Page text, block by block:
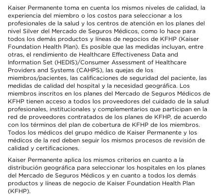
Kaiser Permanente toma en cuenta los mismos niveles de calidad, la
experiencia del miembro o los costos para seleccionar a los
profesionales de la salud y los centros de atención en los planes del
nivel Silver del Mercado de Seguros Médicos, como lo hace para
todos los demás productos y líneas de negocios de KFHP (Kaiser
Foundation Health Plan). Es posible que las medidas incluyan, entre
otras, el rendimiento de Healthcare Effectiveness Data and
Information Set (HEDIS)/Consumer Assessment of Healthcare
Providers and Systems (CAHPS), las quejas de los
miembros/pacientes, las calificaciones de seguridad del paciente, las
medidas de calidad del hospital y la necesidad geográfica. Los
miembros inscritos en los planes del Mercado de Seguros Médicos de
KFHP tienen acceso a todos los proveedores del cuidado de la salud
profesionales, institucionales y complementarios que participan en la
red de proveedores contratados de los planes de KFHP, de acuerdo
con los términos del plan de cobertura de KFHP de los miembros.
Todos los médicos del grupo médico de Kaiser Permanente y los
médicos de la red deben seguir los mismos procesos de revisión de
calidad y certificaciones.
Kaiser Permanente aplica los mismos criterios en cuanto a la
distribución geográfica para seleccionar los hospitales en los planes
del Mercado de Seguros Médicos y en cuanto a todos los demás
productos y líneas de negocio de Kaiser Foundation Health Plan
(KFHP).